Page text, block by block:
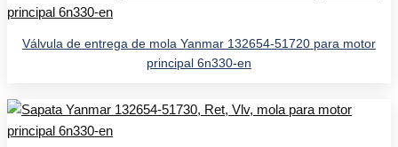
Válvula de entrega de mola Yanmar 132654-51720 para motor
principal 6n330-en